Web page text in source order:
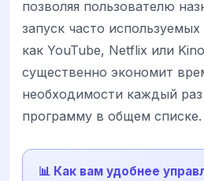
позволяя пользователю
запуск часто
как YouTube, Netflix или
существенно экономит
необходимости каждый
программу в общем списке.
📊 Как вам удобнее